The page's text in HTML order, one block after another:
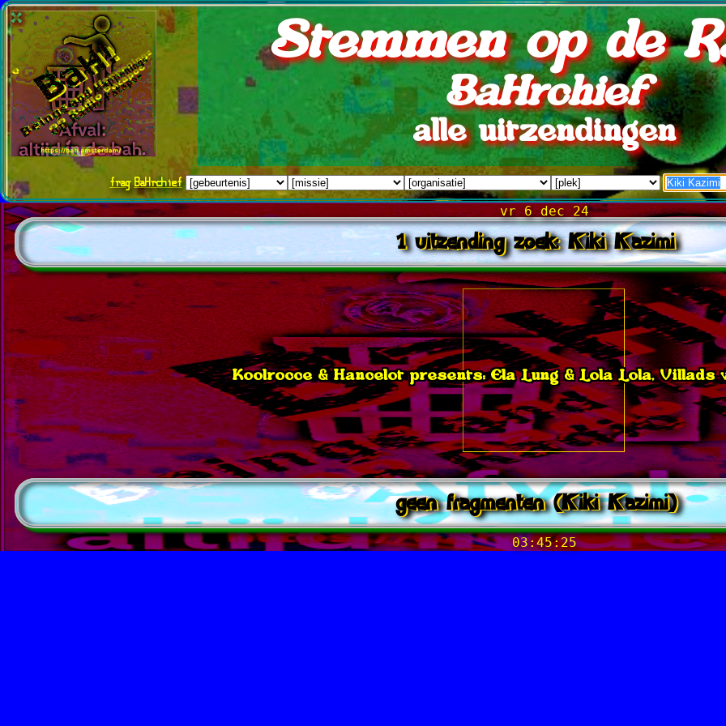
Stemmen op de
BaHrchief
alle uitzendingen
fragBaHrchief
1 uitzending zoek: Kiki Kazimi
vr 6 dec 24
Koolrocce & Hancelot presents: Ela Lung & Lola Lola, Villads
03:45:25
geen fragmenten (Kiki Kazimi)